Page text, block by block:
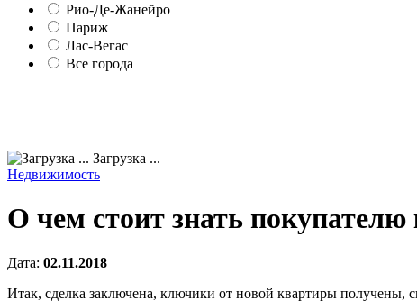
Рио-Де-Жанейро
Париж
Лас-Вегас
Все города
Загрузка ...
Недвижимость
О чем стоит знать
Дата: 02.11.2018
Итак, сделка заключена, ключики от новой квартиры получены,